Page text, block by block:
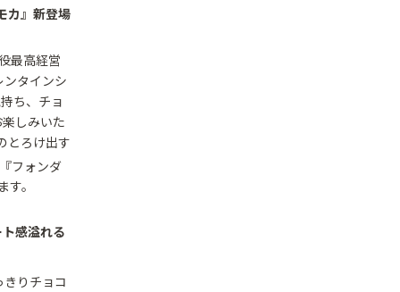
カ』新登場
最高経営
タインシ
ち、チョ
しみいた
とろけ出す
フォンダ
。
感溢れる
りチョコ